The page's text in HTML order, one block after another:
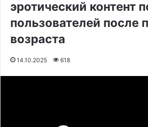
эротический контент
пользователей после
возраста
14.10.2025 618